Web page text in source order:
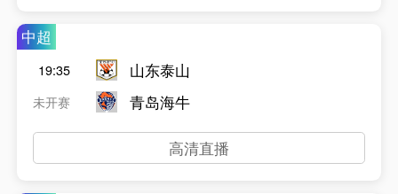
中超
19:35
未开赛
山东泰山
青岛海牛
高清直播